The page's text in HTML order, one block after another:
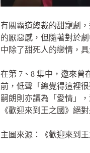
有關霸道總裁的甜寵劇
的厭惡感，但隨著對於
中除了甜死人的戀情，
在第 7、8 集中，邀來曾
前，低聲「總覺得這裡
嗣朗則亦讀為「愛情」
《歡迎來到王之國》絕
主圖來源：《歡迎來到